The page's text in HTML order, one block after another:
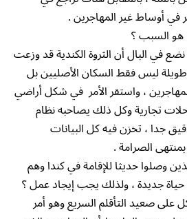
في أوساط غير المهاجرين .
هو السبب ؟
في البال أن الثروة الكندية قد وزعت
ليس فقط السكان الأصليين بل
، واستقر الأمر في شكل أراضي
تجارية وكل ذلك يصاحبه نظام
جدا ، تخزن فيه كل البيانات
الصرامة .
وصلوا حديثا للإقامة في كندا وهم
حياة جديدة ، ولذلك يجب إيجاد عمل ؟
صعيد التأقلم السريع وهو أمر